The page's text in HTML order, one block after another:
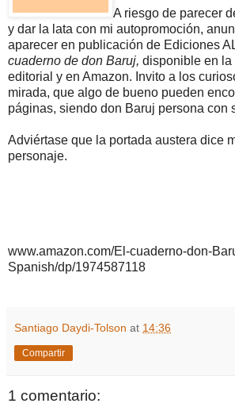
A riesgo de parecer
y dar la lata con mi autopromoción,
aparecer en publicación de Ediciones
cuaderno de don Baruj, disponible en la
editorial y en Amazon. Invito a los
mirada, que algo de bueno pueden
páginas, siendo don Baruj persona con
Adviértase que la portada austera dice
personaje.
www.amazon.com/El-cuaderno-don-
Spanish/dp/1974587118
Santiago Daydi-Tolson at 14:36
Compartir
1 comentario: